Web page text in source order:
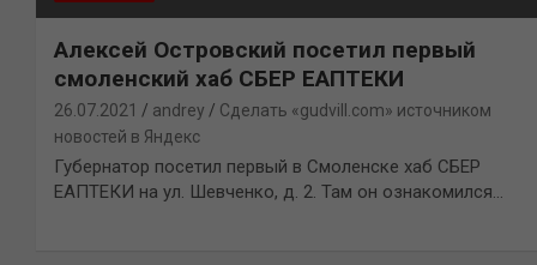
Алексей Островский посетил первый
смоленский хаб СБЕР ЕАПТЕКИ
26.07.2021 andrey
Сделать «gudvill.com» источником
новостей в Яндекс
Губернатор посетил первый в Смоленске хаб СБЕР
ЕАПТЕКИ на ул. Шевченко, д. 2. Там он ознакомился…